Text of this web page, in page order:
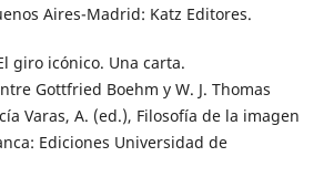
Aires-Madrid: Katz Editores.
giro icónico. Una carta.
Gottfried Boehm y W. J. Thomas
Varas, A. (ed.), Filosofía de la imagen
Ediciones Universidad de